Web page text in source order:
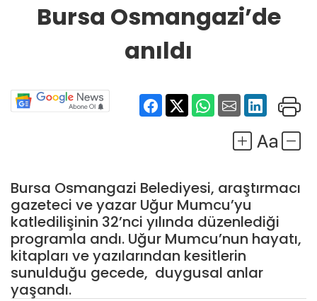
Bursa Osmangazi’de
anıldı
Bursa Osmangazi Belediyesi, araştırmacı
gazeteci ve yazar Uğur Mumcu’yu
katledilişinin 32’nci yılında düzenlediği
programla andı. Uğur Mumcu’nun hayatı,
kitapları ve yazılarından kesitlerin
sunulduğu gecede, duygusal anlar
yaşandı.